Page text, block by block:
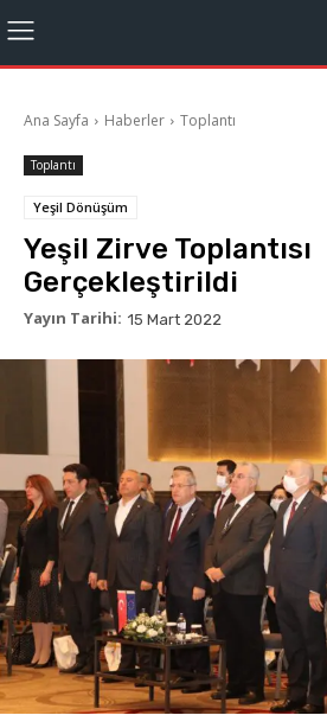
Ana Sayfa Haberler Toplantı
Toplantı
Yeşil Dönüşüm
Yeşil Zirve Toplantısı
Gerçekleştirildi
Yayın Tarihi: 15 Mart 2022